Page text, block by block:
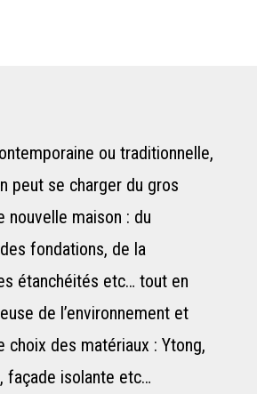
ou traditionnelle,
peut se charger du gros
maison : du
fondations, de la
étanchéités etc… tout en
de l’environnement et
choix des matériaux : Ytong,
façade isolante etc…